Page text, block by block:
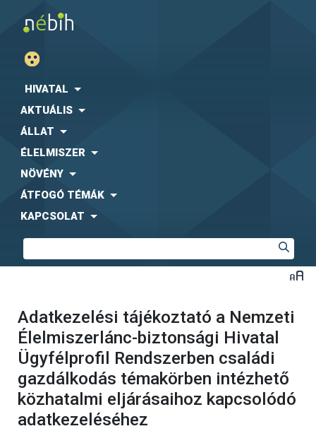
HIVATAL
AKTUÁLIS
ÁLLAT
ÉLELMISZER
NÖVÉNY
ÁTFOGÓ TÉMÁK
KAPCSOLAT
Adatkezelési tájékoztató a Nemzeti
Élelmiszerlánc-biztonsági Hivatal
Ügyfélprofil Rendszerben családi
gazdálkodás témakörben intézhető
közhatalmi eljárásaihoz kapcsolódó
adatkezeléséhez